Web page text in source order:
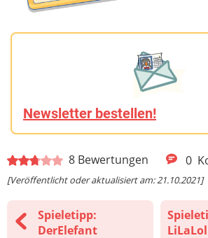
8 Bewertungen 0
[Veröffentlicht oder aktualisiert am: 21.10.2021]
Spieletipp:
DerElefant
Newsletter bestellen!